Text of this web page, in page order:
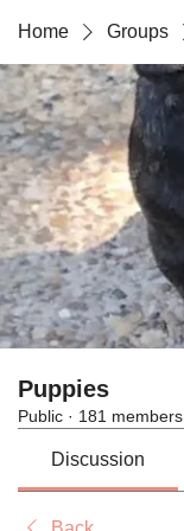
Home Groups
Puppies
Public · 181 members
Discussion